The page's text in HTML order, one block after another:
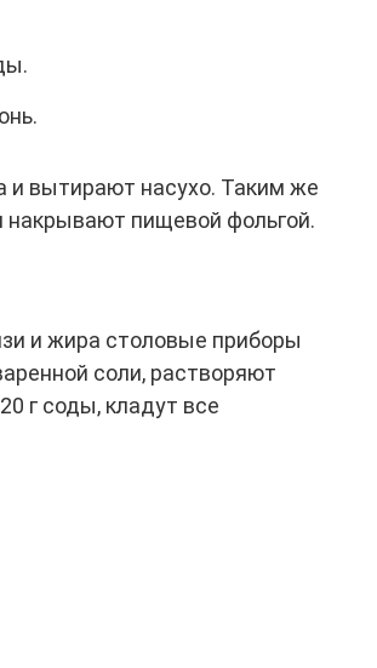
и вытирают насухо. Таким же
накрывают пищевой фольгой.
и жира столовые приборы
соли, растворяют
г соды, кладут все